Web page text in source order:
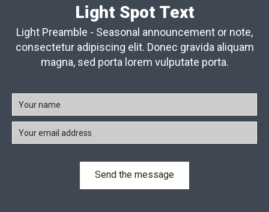
Light Spot Text
Light Preamble - Seasonal announcement or note,
consectetur adipiscing elit. Donec gravida aliquam
magna, sed porta lorem vulputate porta.